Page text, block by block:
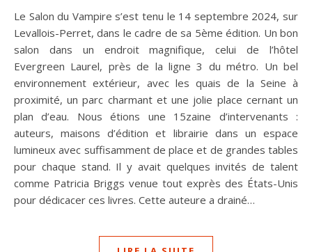
Le Salon du Vampire s’est tenu le 14 septembre 2024, sur
Levallois-Perret, dans le cadre de sa 5ème édition. Un bon
salon dans un endroit magnifique, celui de l’hôtel
Evergreen Laurel, près de la ligne 3 du métro. Un bel
environnement extérieur, avec les quais de la Seine à
proximité, un parc charmant et une jolie place cernant un
plan d’eau. Nous étions une 15zaine d’intervenants :
auteurs, maisons d’édition et librairie dans un espace
lumineux avec suffisamment de place et de grandes tables
pour chaque stand. Il y avait quelques invités de talent
comme Patricia Briggs venue tout exprès des États-Unis
pour dédicacer ces livres. Cette auteure a drainé…